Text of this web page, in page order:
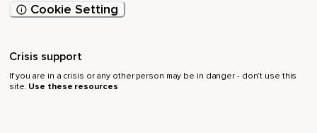
Cookie Setting
Crisis support
If you are in a crisis or any other person may be in danger - don’t use this
site. Use these resources